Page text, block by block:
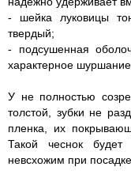
- шейка луковицы
твердый;
- подсушенная
характерное
У не полностью
толстой, зубки не
пленка, их
Такой чеснок будет
невсхожим при